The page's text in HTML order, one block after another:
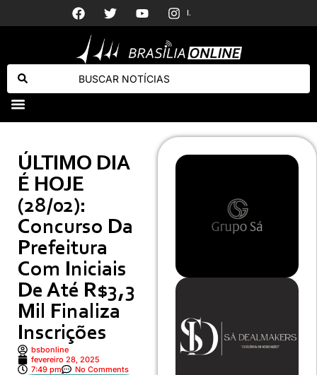
Ivete Sangalo recebe declaração di
ÚLTIMO DIA
É HOJE
(28/02):
Concurso Da
Prefeitura
Com Iniciais
De Até R$3,3
Mil Finaliza
Inscrições
bsbonline
fevereiro 28, 2025
7:49 pm
No Comments